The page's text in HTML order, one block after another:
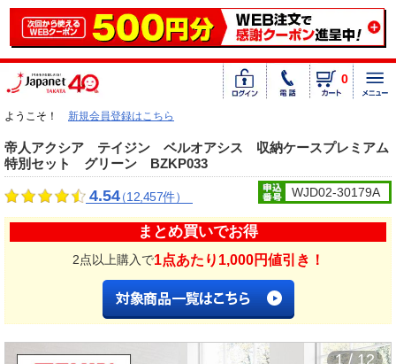
0
ようこそ！ 新規会員登録はこちら
帝人アクシア テイジン ベルオアシス 収納ケースプレミアム
特別セット グリーン BZKP033
4.54（12,457件） WJD02-30179A
まとめ買いでお得
2点以上購入で1点あたり1,000円値引き！
1 / 12